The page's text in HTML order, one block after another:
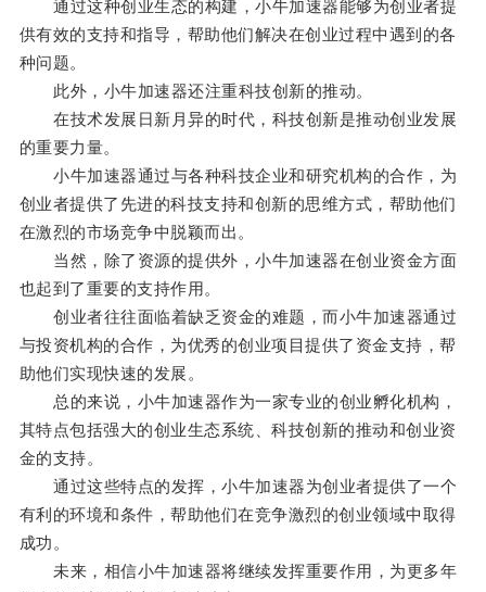
通过这种创业生态的构建，小牛加速器能够为创业者提
供有效的支持和指导，帮助他们解决在创业过程中遇到的各
种问题。
此外，小牛加速器还注重科技创新的推动。
在技术发展日新月异的时代，科技创新是推动创业发展
的重要力量。
小牛加速器通过与各种科技企业和研究机构的合作，为
创业者提供了先进的科技支持和创新的思维方式，帮助他们
在激烈的市场竞争中脱颖而出。
当然，除了资源的提供外，小牛加速器在创业资金方面
也起到了重要的支持作用。
创业者往往面临着缺乏资金的难题，而小牛加速器通过
与投资机构的合作，为优秀的创业项目提供了资金支持，帮
助他们实现快速的发展。
总的来说，小牛加速器作为一家专业的创业孵化机构，
其特点包括强大的创业生态系统、科技创新的推动和创业资
金的支持。
通过这些特点的发挥，小牛加速器为创业者提供了一个
有利的环境和条件，帮助他们在竞争激烈的创业领域中取得
成功。
未来，相信小牛加速器将继续发挥重要作用，为更多年